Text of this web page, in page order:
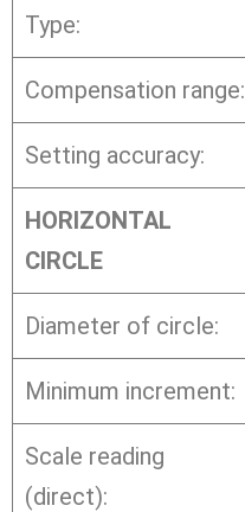
Type:
Compensation range:
Setting accuracy:
HORIZONTAL
CIRCLE
Diameter of circle:
Minimum increment:
Scale reading
(direct):